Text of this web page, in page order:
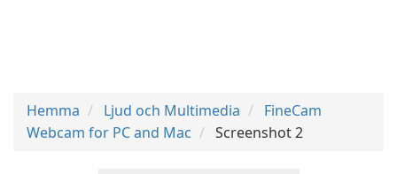
Hemma Ljud och Multimedia
FineCam
Webcam for PC and Mac
Screenshot 2